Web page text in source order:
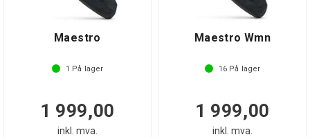
Maestro
1 På lager
1 999,00
inkl. mva.
Maestro Wmn
16 På lager
1 999,00
inkl. mva.